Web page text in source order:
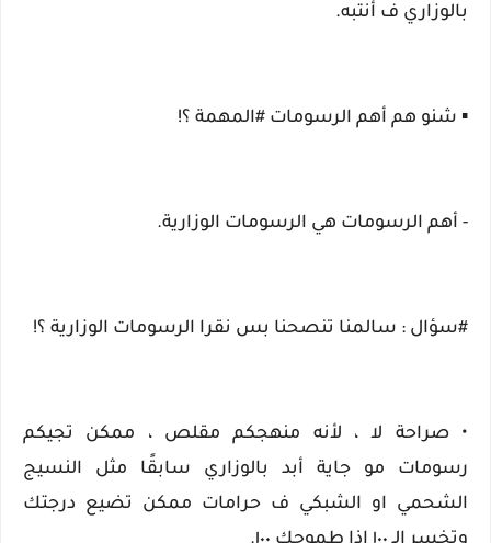
بالوزاري ف أنتبه.
▪️ شنو هم أهم الرسومات #المهمة ؟!
- أهم الرسومات هي الرسومات الوزارية.
#سؤال : سالمنا تنصحنا بس نقرا الرسومات الوزارية ؟!
• صراحة لا ، لأنه منهجكم مقلص ، ممكن تجيكم
رسومات مو جاية أبد بالوزاري سابقًا مثل النسيج
الشحمي او الشبكي ف حرامات ممكن تضيع درجتك